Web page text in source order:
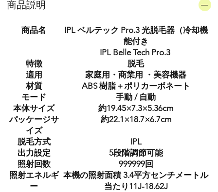
商品説明
商品名
IPL ベルテック Pro.3 光脱毛器（冷却機
能付き
IPL Belle Tech Pro.3
特徴
脱毛
適用
家庭用・商業用 ・美容機器
材質
ABS 樹脂＋ポリカーボネート
モード
手動 / 自動
本体サイズ
約19.45×7.3×5.36cm
パッケージサ
イズ
約22.1×18.7×6.7cm
脱毛方式
IPL
出力設定
5段階調節可能
照射回数
999999回
照射エネルギ
ー
本機の照射面積 3.4平方センチメートル
当たり11J-18.62J